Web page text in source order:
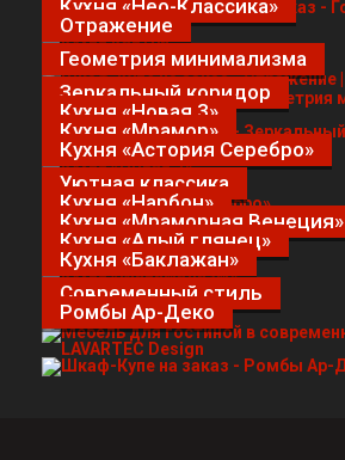
Кухня «Нео-Классика»
Отражение
Геометрия минимализма
Зеркальный коридор
Кухня «Новая 3»
Кухня «Мрамор»
Кухня «Астория Серебро»
Уютная классика
Кухня «Нарбон»
Кухня «Мраморная Венеция»
Кухня «Алый глянец»
Кухня «Баклажан»
Современный стиль
Ромбы Ар-Деко